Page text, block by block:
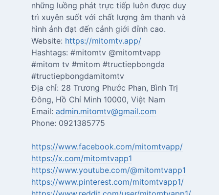
những luồng phát trực tiếp luôn được duy
trì xuyên suốt với chất lượng âm thanh và
hình ảnh đạt đến cảnh giới đỉnh cao.
Website: https://mitomtv.app/
Hashtags: #mitomtv @mitomtvapp
#mitom tv #mitom #tructiepbongda
#tructiepbongdamitomtv
Địa chỉ: 28 Trương Phước Phan, Bình Trị
Đông, Hồ Chí Minh 10000, Việt Nam
Email: admin.mitomtv@gmail.com
Phone: 0921385775
https://www.facebook.com/mitomtvapp/
https://x.com/mitomtvapp1
https://www.youtube.com/@mitomtvapp1
https://www.pinterest.com/mitomtvapp1/